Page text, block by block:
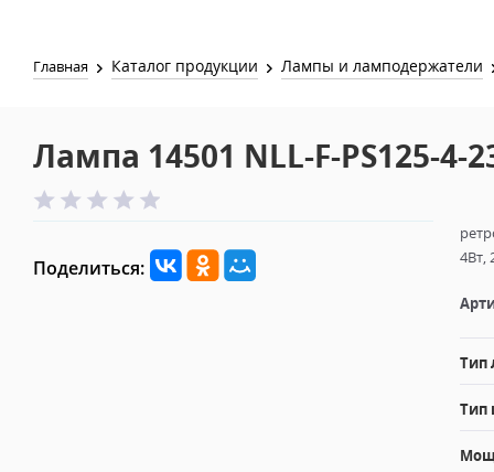
Главная Каталог продукции Лампы и ламподержатели
Лампа 14501 NLL-F-PS125-4-
Поделиться:
4Вт,
Тип
Тип